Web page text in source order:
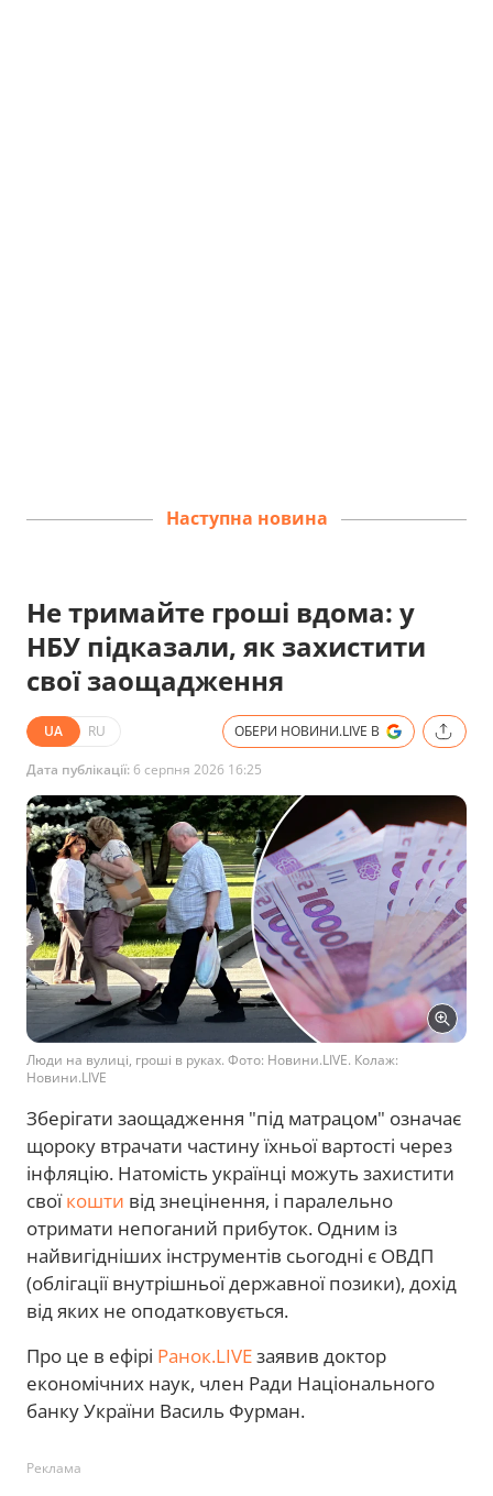
Наступна новина
Не тримайте гроші вдома: у
НБУ підказали, як захистити
свої заощадження
UA RU ОБЕРИ НОВИНИ.LIVE В
Дата публікації: 6 серпня 2026 16:25
Люди на вулиці, гроші в руках. Фото: Новини.LIVE. Колаж:
Новини.LIVE
Зберігати заощадження "під матрацом" означає
щороку втрачати частину їхньої вартості через
інфляцію. Натомість українці можуть захистити
своїкошти від знецінення, і паралельно
отримати непоганий прибуток. Одним із
найвигідніших інструментів сьогодні є ОВДП
(облігації внутрішньої державної позики), дохід
від яких не оподатковується.
Про це в ефірі Ранок.LIVEзаявив доктор
економічних наук, член Ради Національного
банку України Василь Фурман.
Реклама